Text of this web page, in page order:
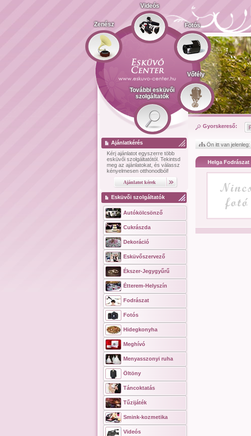
Zenész
Videós
Fotós
Vőfély
További esküvői
szolgáltatók
Ajánlatkérés
Kérj ajánlatot egyszerre több
esküvői szolgáltatótól. Tekintsd
meg az ajánlatokat, és válassz
kényelmesen otthonodból!
Esküvői szolgáltatók
Autókölcsönző
Cukrászda
Dekoráció
Esküvőszervező
Ékszer-Jegygyűrű
Étterem-Helyszín
Fodrászat
Fotós
Hidegkonyha
Meghívó
Menyasszonyi ruha
Öltöny
Táncoktatás
Tűzijáték
Smink-kozmetika
Videós
Gyorskereső:
Ön itt van jelenleg:
Helga Fodrászat